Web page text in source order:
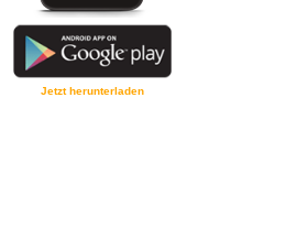
Jetzt herunterladen